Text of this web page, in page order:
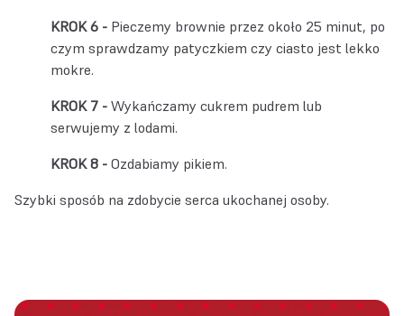
Pieczemy brownie przez około 25 minut, po
czym sprawdzamy patyczkiem czy ciasto jest lekko
mokre.
Wykańczamy cukrem pudrem lub
serwujemy z lodami.
Ozdabiamy pikiem.
Szybki sposób na zdobycie serca ukochanej osoby.